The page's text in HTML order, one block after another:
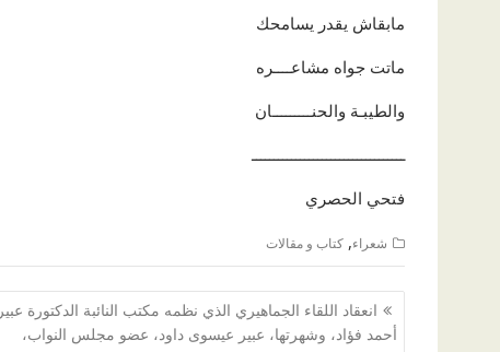
مابقاش يقدر يسامحك
ماتت جواه مشاعــــره
والطيبـة والحنـــــــــان
ـــــــــــــــــــــــــــــــــــ
فتحي الحصري
شعراء, كتاب و مقالات
تصفّح
المقالات
انعقاد اللقاء الجماهيري الذي نظمه مكتب النائبة الدكتورة عبير
أحمد فؤاد، وشهرتها، عبير عيسوى داود، عضو مجلس النواب،